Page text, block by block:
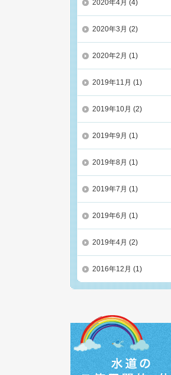
2020年4月 (4)
2020年3月 (2)
2020年2月 (1)
2019年11月 (1)
2019年10月 (2)
2019年9月 (1)
2019年8月 (1)
2019年7月 (1)
2019年6月 (1)
2019年4月 (2)
2016年12月 (1)